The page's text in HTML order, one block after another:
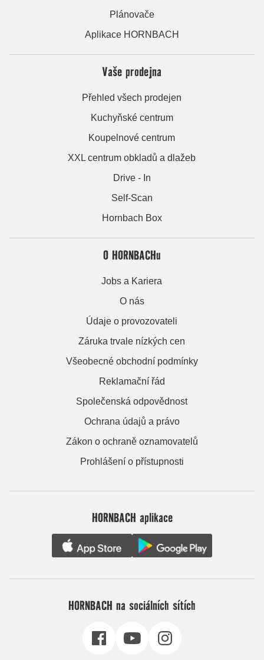
Plánovače
Aplikace HORNBACH
Vaše prodejna
Přehled všech prodejen
Kuchyňské centrum
Koupelnové centrum
XXL centrum obkladů a dlažeb
Drive - In
Self-Scan
Hornbach Box
O HORNBACHu
Jobs a Kariera
O nás
Údaje o provozovateli
Záruka trvale nízkých cen
Všeobecné obchodní podmínky
Reklamační řád
Společenská odpovědnost
Ochrana údajů a právo
Zákon o ochraně oznamovatelů
Prohlášení o přístupnosti
HORNBACH aplikace
HORNBACH na sociálních sítích